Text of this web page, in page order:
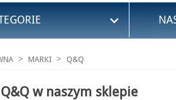

MARKI Q&Q
w naszym sklepie